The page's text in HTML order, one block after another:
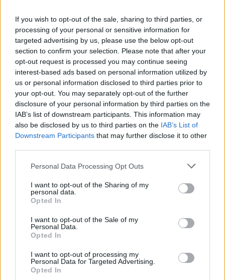
If you wish to opt-out of the sale, sharing to third parties, or
processing of your personal or sensitive information for
targeted advertising by us, please use the below opt-out
section to confirm your selection. Please note that after your
opt-out request is processed you may continue seeing
interest-based ads based on personal information utilized by
us or personal information disclosed to third parties prior to
your opt-out. You may separately opt-out of the further
disclosure of your personal information by third parties on the
IAB’s list of downstream participants. This information may
also be disclosed by us to third parties on the IAB’s List of
Downstream Participants that may further disclose it to other
Please note that this website/app uses one or more Google
not limited to your visit or usage behaviour. You may click to
grant or deny consent to Google and its third-party tags to
use your data for below specified purposes in below Google
consent section.
Personal Data Processing Opt Outs
I want to opt-out of the Sharing of my
personal data.
Opted In
I want to opt-out of the Sale of my
Personal Data.
Opted In
I want to opt-out of processing my
Personal Data for Targeted Advertising.
Opted In
Κατι πρεπει να γινει και με τα Α/Φ που σαπιζουν -στη κυριολεξια-
στον υπαίθριο χωρο του Μουσειου,κυριως η πισω πλευρα ειναι
χαλια….ενα στέγαστρο εστω για προστασια απο τον Ηλιο και τη
βροχη θα ηταν σημαντικο βημα προς τη σωστη κατευθυνση.
Εστω και χωρις πλάγια κάλυψη,ας υπαρχει για αυτο προβλεψη
για μετα.
5 Reply View Replies(1)
(@manolis)
Ελπιζω oταν με το καλο ξαναπεταξει το C-47A, να βαφτει με τα
χρωματα της θρυλικης αποστολης στην Κορεα!
https://bluewhitewings.com/c-47a-492622/
ilias1(@ilias1) 11 Απριλίου 2025 12:05#665802